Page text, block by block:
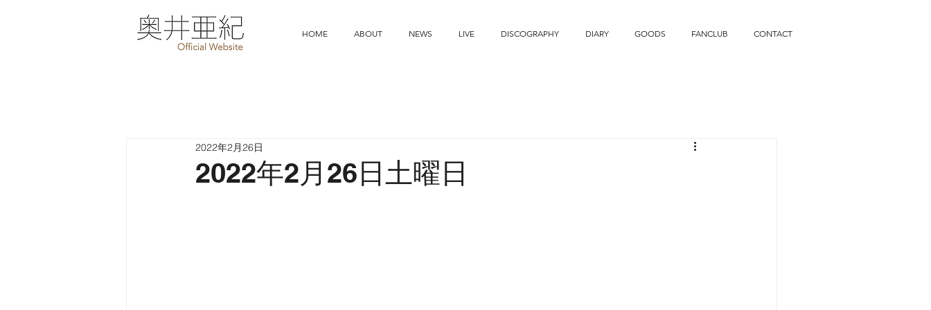
HOME ABOUT NEWS LIVE DISCOGRAPHY DIARY GOODS FANCLUB CONTACT
2022年2月26日土曜日
2022年2月26日